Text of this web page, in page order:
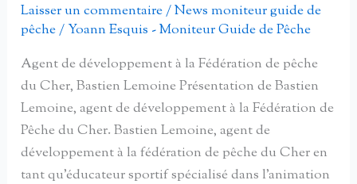
Laisser un commentaire/News moniteur guide de
pêche/Yoann Esquis - Moniteur Guide de Pêche
Agent de développement à la Fédération de pêche
du Cher, Bastien Lemoine Présentation de Bastien
Lemoine, agent de développement à la Fédération de
Pêche du Cher. Bastien Lemoine, agent de
développement à la fédération de pêche du Cher en
tant qu’éducateur sportif spécialisé dans l’animation